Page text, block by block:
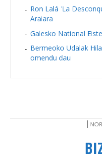
Ron Lalá 'La
Araiara
Galesko National
Bermeoko Udalak
omendu dau